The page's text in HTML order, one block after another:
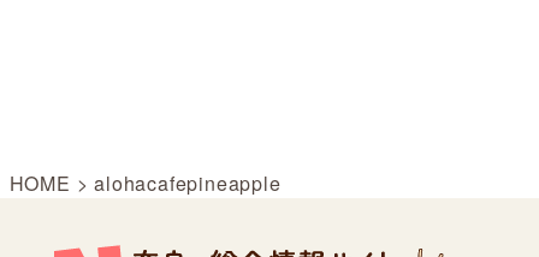
HOME >alohacafepineapple